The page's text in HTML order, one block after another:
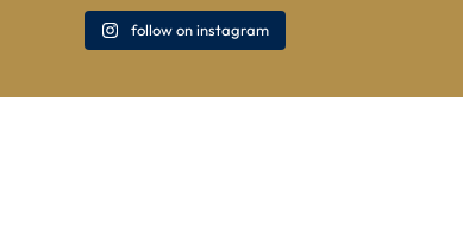
follow on instagram